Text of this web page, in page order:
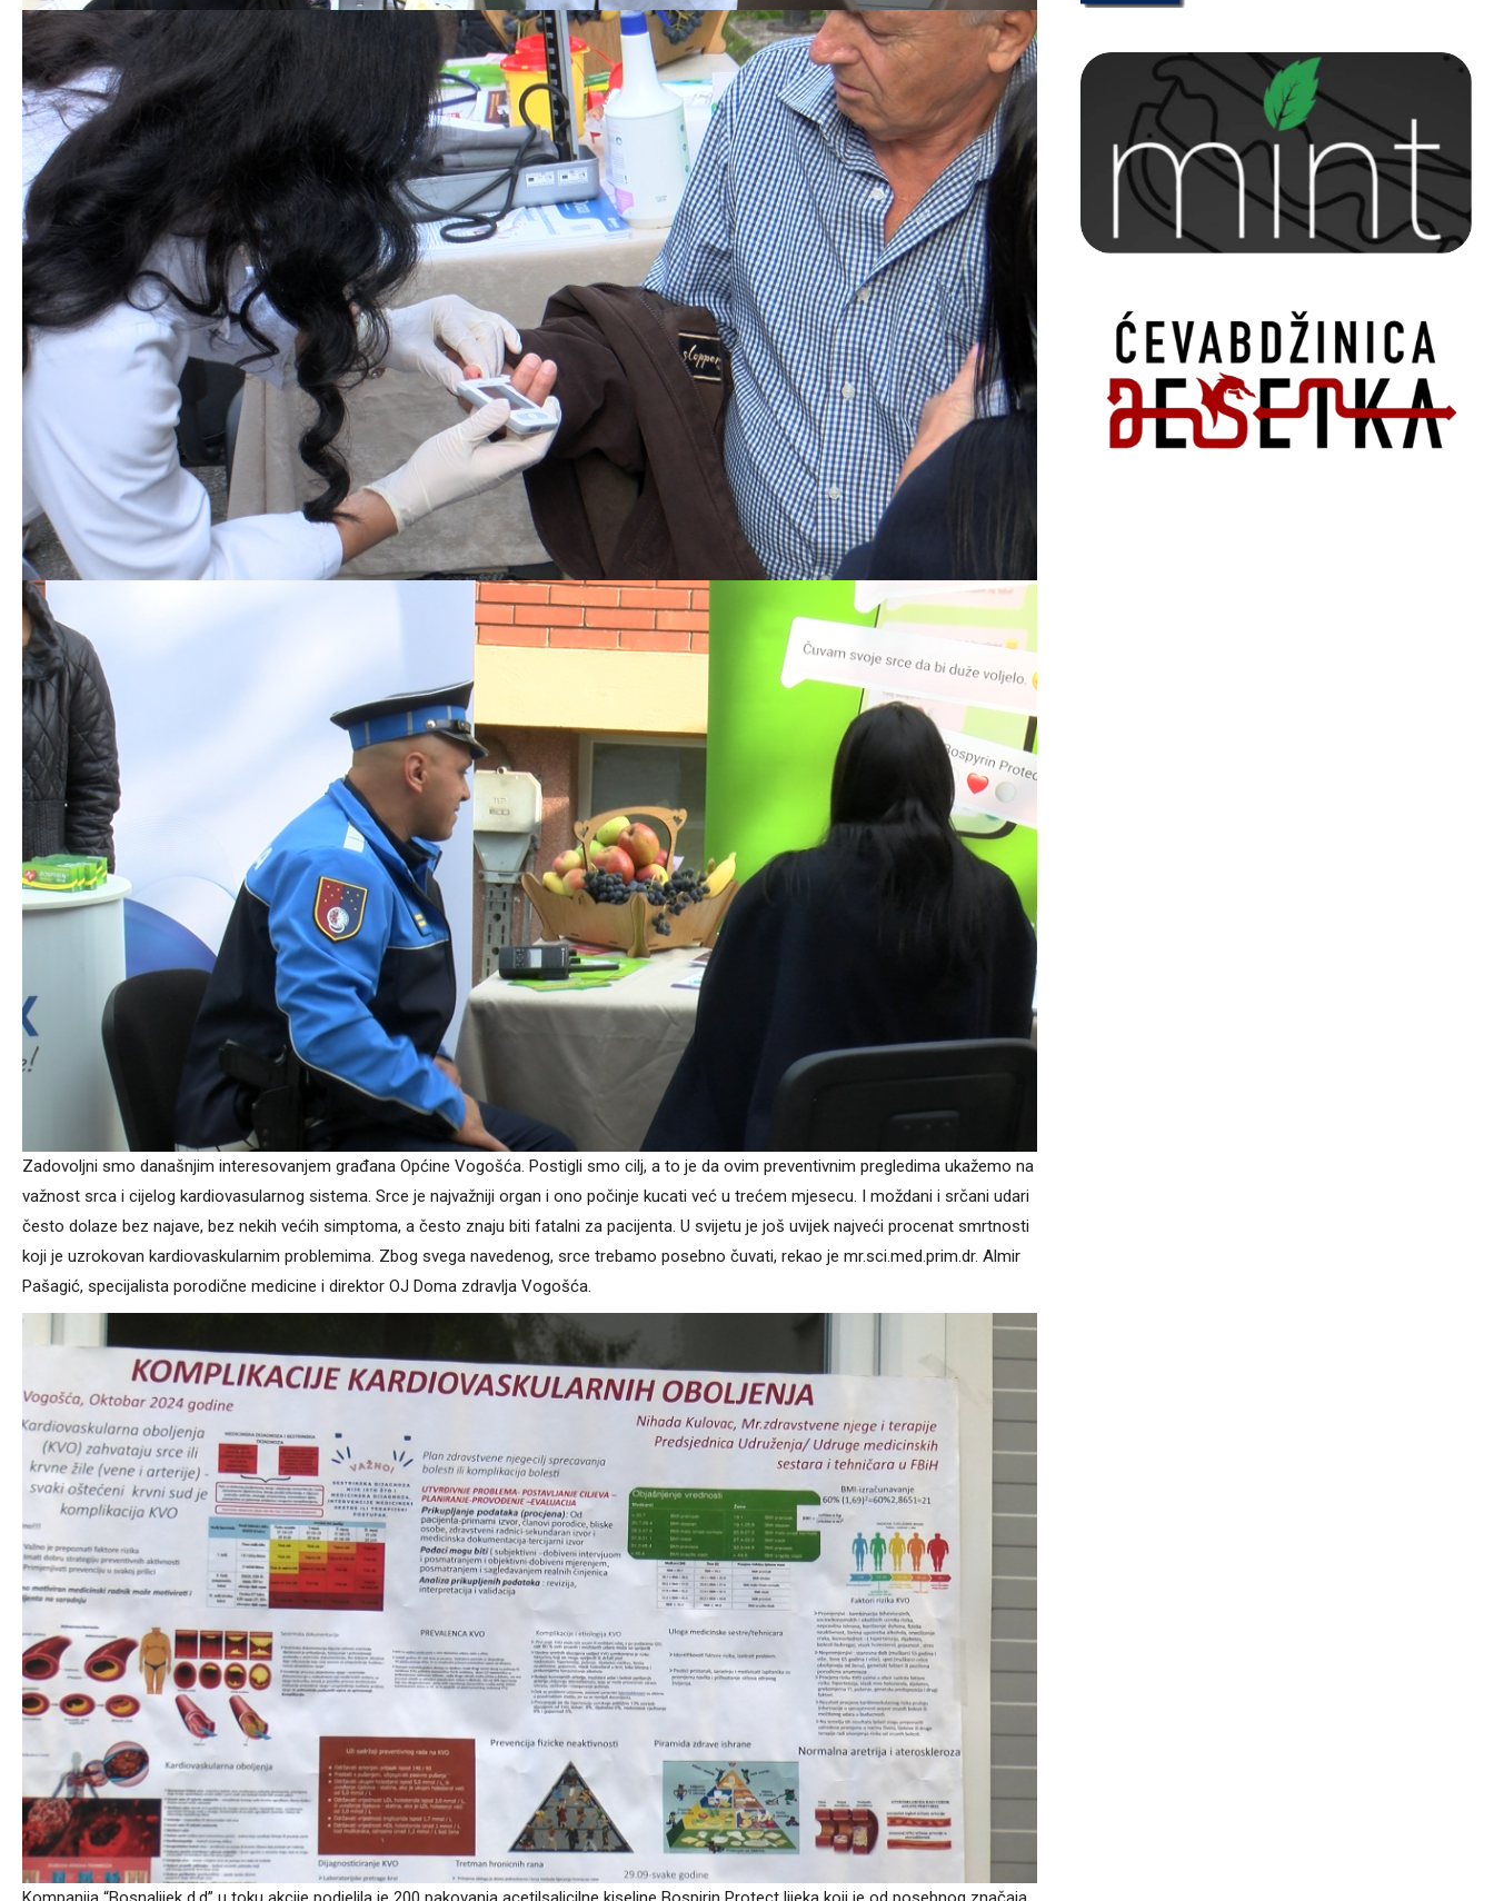
Zadovoljni smo današnjim interesovanjem građana Općine Vogošća. Postigli smo cilj, a to je da ovim preventivnim pregledima ukažemo na
važnost srca i cijelog kardiovasularnog sistema. Srce je najvažniji organ i ono počinje kucati već u trećem mjesecu. I moždani i srčani udari
često dolaze bez najave, bez nekih većih simptoma, a često znaju biti fatalni za pacijenta. U svijetu je još uvijek najveći procenat smrtnosti
koji je uzrokovan kardiovaskularnim problemima. Zbog svega navedenog, srce trebamo posebno čuvati, rekao je mr.sci.med.prim.dr. Almir
Pašagić, specijalista porodične medicine i direktor OJ Doma zdravlja Vogošća.